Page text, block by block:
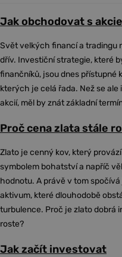
Jak obchodovat s
Svět velkých financí a tradingu
dřív. Investiční strategie, které
finančníků, jsou dnes přístupné
kterých je celá řada. Než se
akcií, měl by znát základní
Proč cena zlata stále
Zlato je cenný kov, který
symbolem bohatství a napříč
hodnotu. A právě v tom
aktivum, které dlouhodobě
turbulence. Proč je zlato dobrá
roste?
Jak začít investovat